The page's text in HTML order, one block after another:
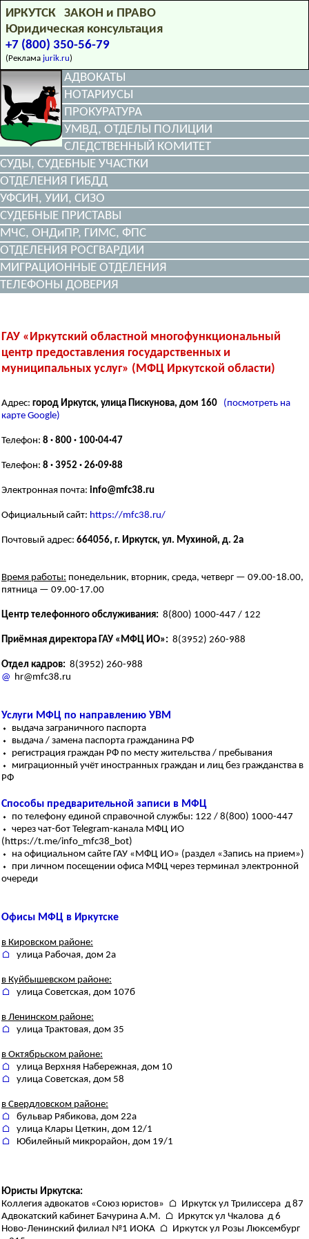
ИРКУТСК ЗАКОН и ПРАВО
Юридическая консультация
+7 (800) 350-56-79
(Реклама jurik.ru)
АДВОКАТЫ
НОТАРИУСЫ
ПРОКУРАТУРА
УМВД, ОТДЕЛЫ ПОЛИЦИИ
СЛЕДСТВЕННЫЙ КОМИТЕТ
СУДЫ, СУДЕБНЫЕ УЧАСТКИ
ОТДЕЛЕНИЯ ГИБДД
УФСИН, УИИ, СИЗО
СУДЕБНЫЕ ПРИСТАВЫ
МЧС, ОНДиПР, ГИМС, ФПС
ОТДЕЛЕНИЯ РОСГВАРДИИ
МИГРАЦИОННЫЕ ОТДЕЛЕНИЯ
ТЕЛЕФОНЫ ДОВЕРИЯ
ГАУ «Иркутский областной многофункциональный
центр предоставления государственных и
муниципальных услуг» (МФЦ Иркутской области)
Адрес: город Иркутск, улица Пискунова, дом 160
(посмотреть на
карте Google)
Телефон: 8 · 800 · 100·04·47
Телефон: 8 · 3952 · 26·09·88
Электронная почта: info@mfc38.ru
Официальный сайт: https://mfc38.ru/
Почтовый адрес: 664056, г. Иркутск, ул. Мухиной, д. 2а
Время работы: понедельник, вторник, среда, четверг — 09.00-18.00,
пятница — 09.00-17.00
Центр телефонного обслуживания: 8(800) 1000-447 / 122
Приёмная директора ГАУ «МФЦ ИО»: 8(3952) 260-988
Отдел кадров: 8(3952) 260-988
@ hr@mfc38.ru
Услуги МФЦ по направлению УВМ
⬩ выдача заграничного паспорта
⬩ выдача / замена паспорта гражданина РФ
⬩ регистрация граждан РФ по месту жительства / пребывания
⬩ миграционный учёт иностранных граждан и лиц без гражданства в
РФ
Способы предварительной записи в МФЦ
⬩ по телефону единой справочной службы: 122 / 8(800) 1000-447
⬩ через чат-бот Telegram-канала МФЦ ИО
(https://t.me/info_mfc38_bot)
⬩ на официальном сайте ГАУ «МФЦ ИО» (раздел «Запись на прием»)
⬩ при личном посещении офиса МФЦ через терминал электронной
очереди
Офисы МФЦ в Иркутске
в Кировском районе:
⌂ улица Рабочая, дом 2а
в Куйбышевском районе:
⌂ улица Советская, дом 107б
в Ленинском районе:
⌂ улица Трактовая, дом 35
в Октябрьском районе:
⌂ улица Верхняя Набережная, дом 10
⌂ улица Советская, дом 58
в Свердловском районе:
⌂ бульвар Рябикова, дом 22а
⌂ улица Клары Цеткин, дом 12/1
⌂ Юбилейный микрорайон, дом 19/1
Юристы Иркутска:
Коллегия адвокатов «Союз юристов» ⌂ Иркутск ул Трилиссера д 87
Адвокатский кабинет Бачурина А.М. ⌂ Иркутск ул Чкалова д 6
Ново-Ленинский филиал №1 ИОКА ⌂ Иркутск ул Розы Люксембург